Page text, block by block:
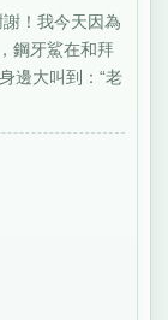
！我今天因為
鋼牙鯊在和拜
邊大叫到：“老